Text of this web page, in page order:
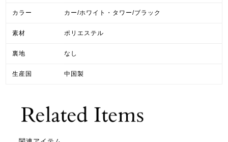
カラー カー/ホワイト・タワー/ブラック
素材 ポリエステル
裏地 なし
生産国 中国製